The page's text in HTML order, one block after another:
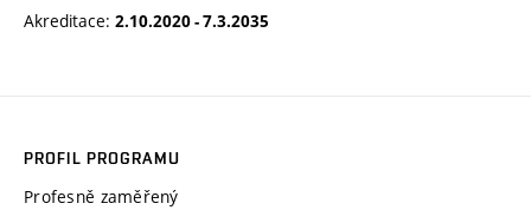
Akreditace: 2.10.2020 - 7.3.2035
PROFIL PROGRAMU
Profesně zaměřený